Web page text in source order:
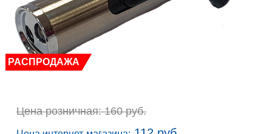
РАСПРОДАЖА
Цена розничная: 160 руб.